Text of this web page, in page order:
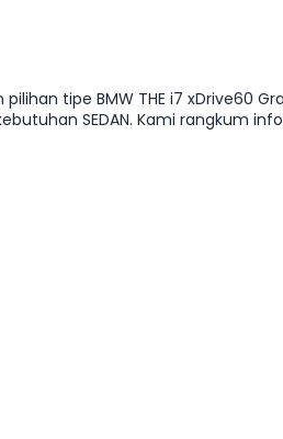
tipe BMW THE i7 xDrive60
SEDAN. Kami rangkum